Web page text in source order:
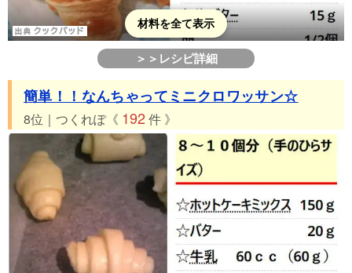
材料を全て表示
＞＞レシピ詳細
簡単！！なんちゃってミニクロワッサン☆
8位｜つくれぽ《 192 件 》